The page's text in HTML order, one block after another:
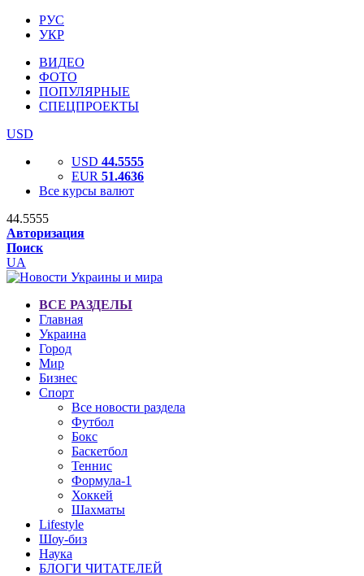
РУС
УКР
ВИДЕО
ФОТО
ПОПУЛЯРНЫЕ
СПЕЦПРОЕКТЫ
USD
USD 44.5555
EUR 51.4636
Все курсы валют
44.5555
Авторизация
Поиск
UA
ВСЕ РАЗДЕЛЫ
Главная
Украина
Город
Мир
Бизнес
Спорт
Все новости раздела
Футбол
Бокс
Баскетбол
Теннис
Формула-1
Хоккей
Шахматы
Lifestyle
Шоу-биз
Наука
БЛОГИ ЧИТАТЕЛЕЙ